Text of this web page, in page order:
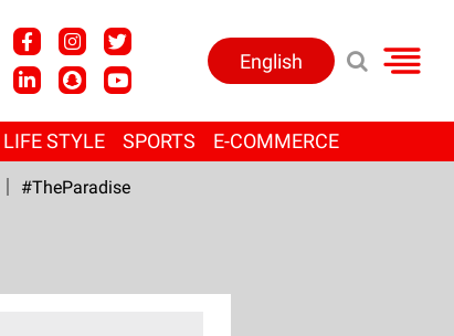
English
LIFE STYLE SPORTS E-COMMERCE
#TheParadise